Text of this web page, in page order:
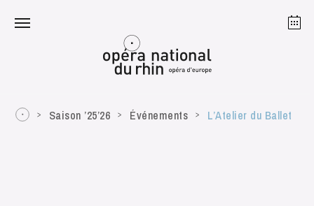
Strasbourg
Saison ’25’26 Événements L’Atelier du Ballet